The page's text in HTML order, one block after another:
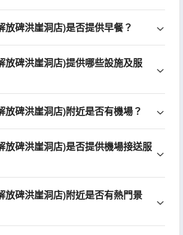
放碑洪崖洞店)是否提供早餐？
放碑洪崖洞店)提供哪些設施及服
放碑洪崖洞店)附近是否有機場？
放碑洪崖洞店)是否提供機場接送服
放碑洪崖洞店)附近是否有熱門景